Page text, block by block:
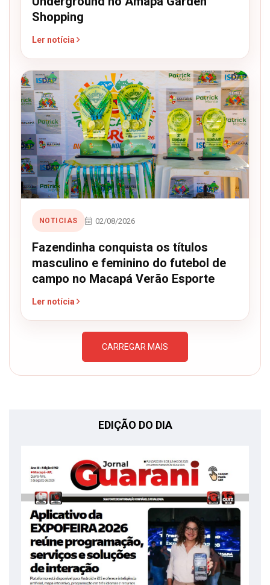
Shopping
Ler notícia
NOTICIAS 02/08/2026
Fazendinha conquista os títulos
masculino e feminino do futebol de
campo no Macapá Verão Esporte
Ler notícia
CARREGAR MAIS
EDIÇÃO DO DIA